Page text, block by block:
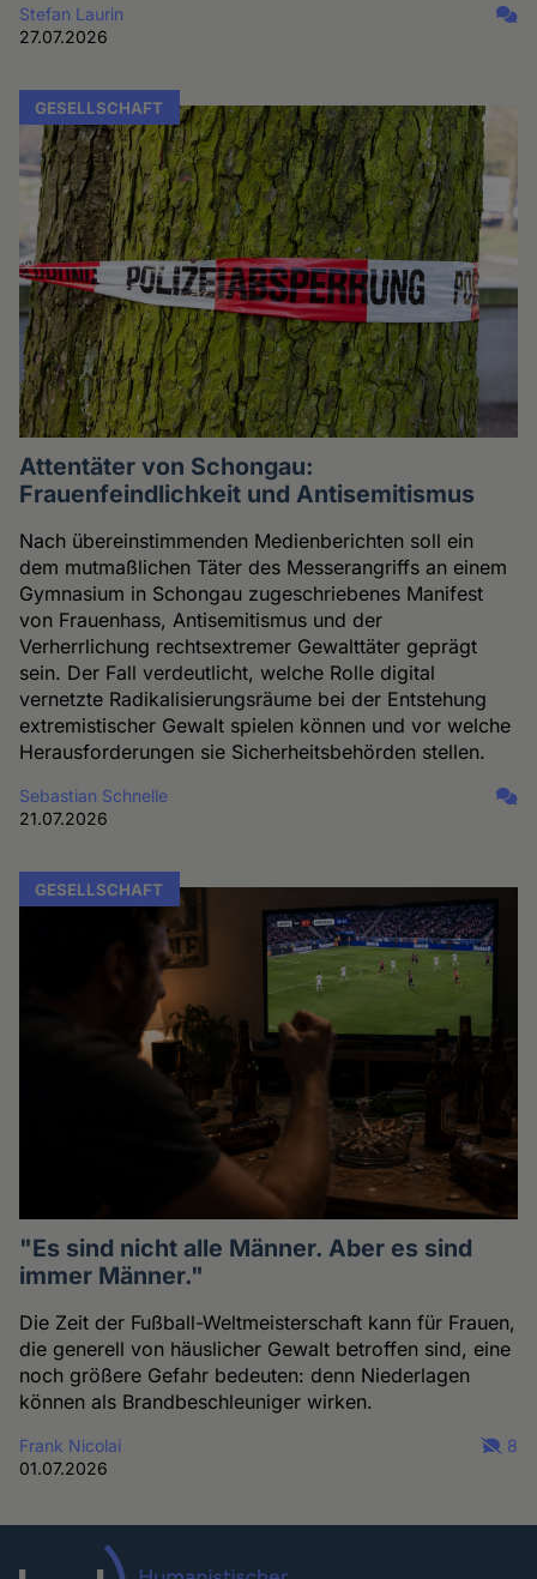
Stefan Laurin
27.07.2026
GESELLSCHAFT
Attentäter von Schongau:
Frauenfeindlichkeit und Antisemitismus
Nach übereinstimmenden Medienberichten soll ein
dem mutmaßlichen Täter des Messerangriffs an einem
Gymnasium in Schongau zugeschriebenes Manifest
von Frauenhass, Antisemitismus und der
Verherrlichung rechtsextremer Gewalttäter geprägt
sein. Der Fall verdeutlicht, welche Rolle digital
vernetzte Radikalisierungsräume bei der Entstehung
extremistischer Gewalt spielen können und vor welche
Herausforderungen sie Sicherheitsbehörden stellen.
Sebastian Schnelle
21.07.2026
GESELLSCHAFT
"Es sind nicht alle Männer. Aber es sind
immer Männer."
Die Zeit der Fußball-Weltmeisterschaft kann für Frauen,
die generell von häuslicher Gewalt betroffen sind, eine
noch größere Gefahr bedeuten: denn Niederlagen
können als Brandbeschleuniger wirken.
Frank Nicolai
01.07.2026
8